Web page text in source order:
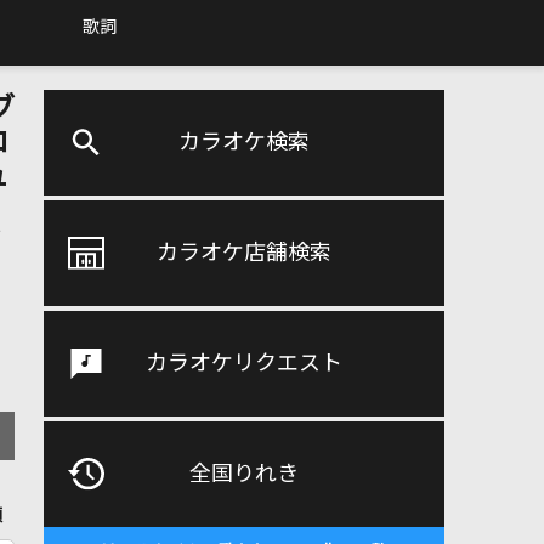
歌詞
カラオケ検索
カラオケ店舗検索
カラオケリクエスト
全国りれき